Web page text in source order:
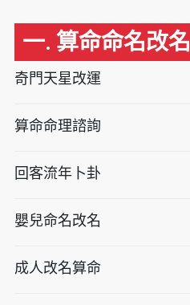
一. 算命命名改名
奇門天星改運
算命命理諮詢
回客流年卜卦
嬰兒命名改名
成人改名算命